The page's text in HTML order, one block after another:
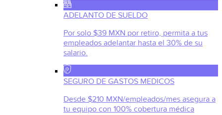
ADELANTO DE SUELDO
Por solo $39 MXN por retiro, permita a tus
empleados adelantar hasta el 30% de su
salario.
SEGURO DE GASTOS MEDICOS
Desde $210 MXN/empleados/mes asegura a
tu equipo con 100% cobertura médica